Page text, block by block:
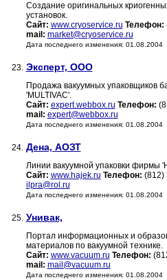
Создание оригинальных
установок.
Сайт: www.cryoservice.ru Телефон:
mail: market@cryoservice.ru
Дата последнего изменения: 01.08.2004
23. Эксперт, ООО
Продажа вакуумных упаковщиков
'MULTIVAC'.
Сайт: expert.webbox.ru Телефон:
mail: expert@webbox.ru
Дата последнего изменения: 01.08.2004
24. Дена, АОЗТ
Линии вакуумной упаковки фирмы
Сайт: www.hajek.ru Телефон: (812)
ilpra@rol.ru
Дата последнего изменения: 01.08.2004
25. Унивак,
Портал информационных и
материалов по вакуумной технике.
Сайт: www.vacuum.ru Телефон:
mail: mail@vacuum.ru
Дата последнего изменения: 01.08.2004